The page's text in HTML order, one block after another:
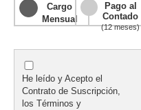
Cargo
Mensual
Pago al
Contado
(12 meses)
He leído y Acepto el
Contrato de Suscripción,
los Términos y